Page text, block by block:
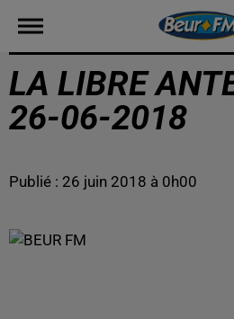
LA LIBRE
26-06-2018
Publié : 26 juin 2018 à 0h00